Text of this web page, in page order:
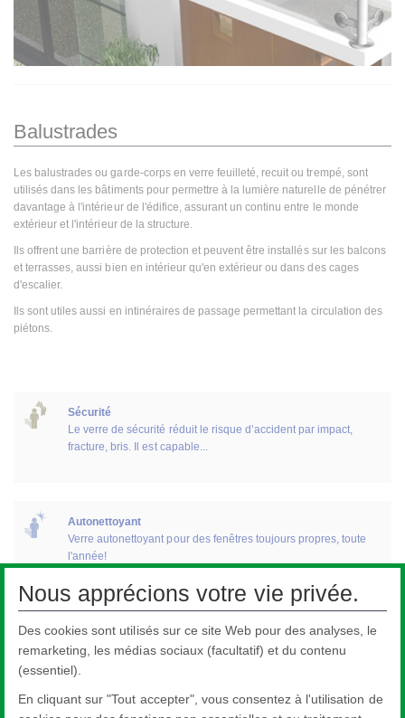
Balustrades
Les balustrades ou garde-corps en verre feuilleté, recuit ou trempé, sont
utilisés dans les bâtiments pour permettre à la lumière naturelle de pénétrer
davantage à l'intérieur de l'édifice, assurant un continu entre le monde
extérieur et l'intérieur de la structure.
Ils offrent une barrière de protection et peuvent être installés sur les balcons
et terrasses, aussi bien en intérieur qu'en extérieur ou dans des cages
d'escalier.
Ils sont utiles aussi en intinéraires de passage permettant la circulation des
piétons.
Sécurité
Le verre de sécurité réduit le risque d’accident par impact,
fracture, bris. Il est capable...
Autonettoyant
Verre autonettoyant pour des fenêtres toujours propres, toute
l'année!
Décoration
La gamme Pilkington de verres décoratifs inclut les panneaux
d’allèges destinés à la...
Nous apprécions votre vie privée.
Des cookies sont utilisés sur ce site Web pour des analyses, le
remarketing, les médias sociaux (facultatif) et du contenu
(essentiel).
En cliquant sur "Tout accepter", vous consentez à l'utilisation de